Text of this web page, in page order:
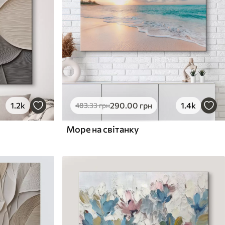
1.2k 483.33грн290.00 грн 1.4k
Море на світанку